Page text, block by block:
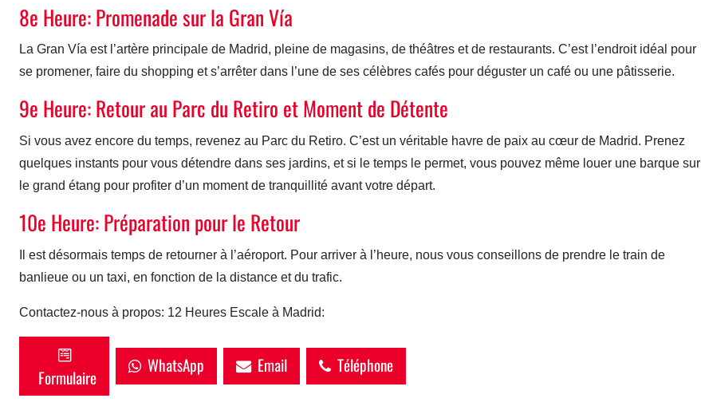
8e Heure: Promenade sur la Gran Vía
La Gran Vía est l’artère principale de Madrid, pleine de magasins, de théâtres et de restaurants. C’est l’endroit idéal pour
se promener, faire du shopping et s’arrêter dans l’une de ses célèbres cafés pour déguster un café ou une pâtisserie.
9e Heure: Retour au Parc du Retiro et Moment de Détente
Si vous avez encore du temps, revenez au Parc du Retiro. C’est un véritable havre de paix au cœur de Madrid. Prenez
quelques instants pour vous détendre dans ses jardins, et si le temps le permet, vous pouvez même louer une barque sur
le grand étang pour profiter d’un moment de tranquillité avant votre départ.
10e Heure: Préparation pour le Retour
Il est désormais temps de retourner à l’aéroport. Pour arriver à l’heure, nous vous conseillons de prendre le train de
banlieue ou un taxi, en fonction de la distance et du trafic.
Contactez-nous à propos: 12 Heures Escale à Madrid:
Formulaire
WhatsApp Email Téléphone